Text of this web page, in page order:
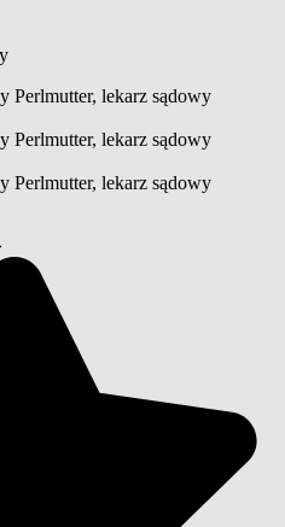
Perlmutter, lekarz sądowy
Perlmutter, lekarz sądowy
Perlmutter, lekarz sądowy